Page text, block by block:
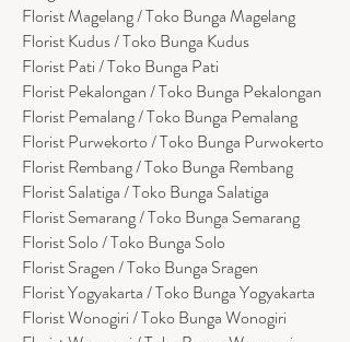
Florist Magelang / Toko Bunga Magelang
Florist Kudus / Toko Bunga Kudus
Florist Pati / Toko Bunga Pati
Florist Pekalongan / Toko Bunga Pekalongan
Florist Pemalang / Toko Bunga Pemalang
Florist Purwekorto / Toko Bunga Purwokerto
Florist Rembang / Toko Bunga Rembang
Florist Salatiga / Toko Bunga Salatiga
Florist Semarang / Toko Bunga Semarang
Florist Solo / Toko Bunga Solo
Florist Sragen / Toko Bunga Sragen
Florist Yogyakarta / Toko Bunga Yogyakarta
Florist Wonogiri / Toko Bunga Wonogiri